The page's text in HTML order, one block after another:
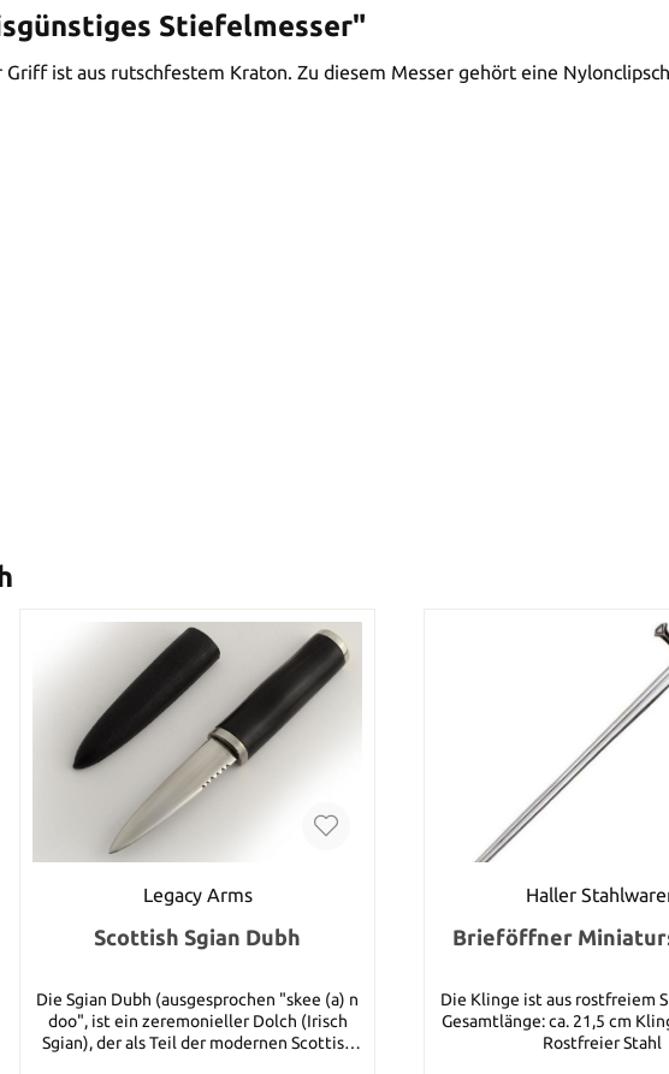
Stiefelmesser"
ist aus rutschfestem Kraton. Zu diesem Messer gehört eine
Legacy Arms
Scottish Sgian Dubh
Die Sgian Dubh (ausgesprochen "skee (a) n
doo", ist ein zeremonieller Dolch (Irisch
Sgian), der als Teil der modernen Scottish
Haller
Brieföffner
Die Klinge ist aus rostfreiem Stahl.
Gesamtlänge: ca. 21,5 cm
Rostfreier Stahl